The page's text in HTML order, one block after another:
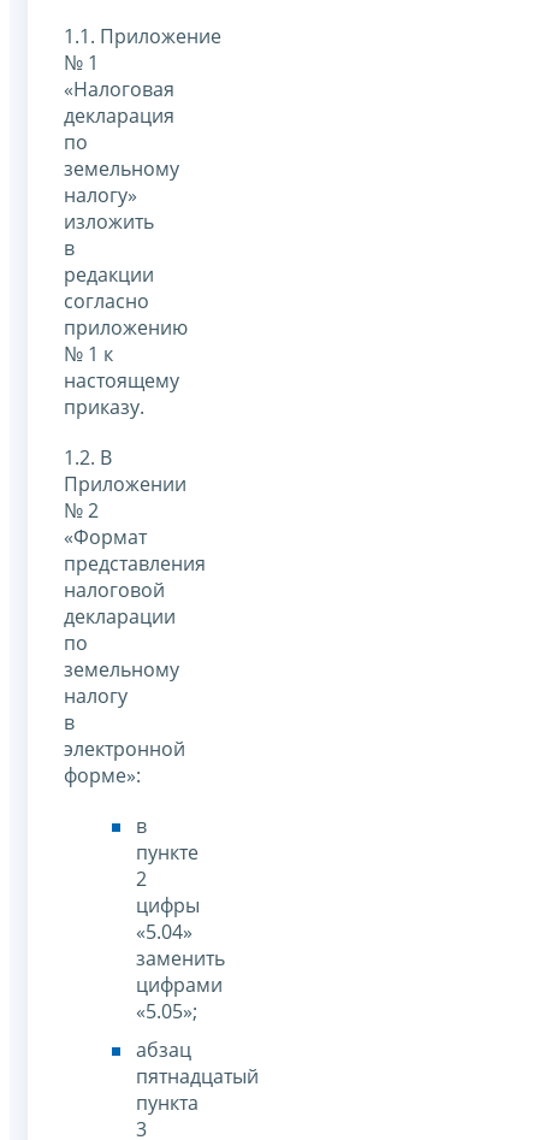
1.1. Приложение
№ 1
«Налоговая
декларация
по
земельному
налогу»
изложить
в
редакции
согласно
приложению
№ 1 к
настоящему
приказу.
1.2. В
Приложении
№ 2
«Формат
представления
налоговой
декларации
по
земельному
налогу
в
электронной
форме»:
в
пункте
2
цифры
«5.04»
заменить
цифрами
«5.05»;
абзац
пятнадцатый
пункта
3